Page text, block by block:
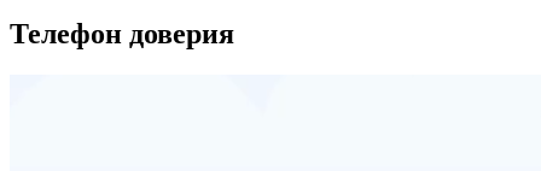
Телефон доверия